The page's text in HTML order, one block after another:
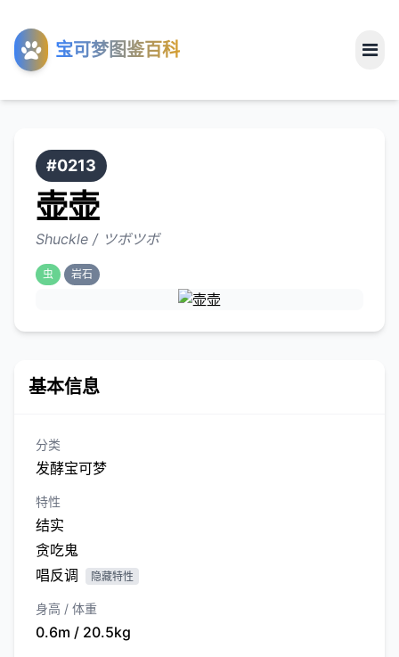
宝可梦图鉴百科
工具
关于
#0213
壶壶
Shuckle / ツボツボ
虫 岩石
基本信息
分类
发酵宝可梦
特性
结实
贪吃鬼
唱反调
隐藏特性
身高 / 体重
0.6m / 20.5kg